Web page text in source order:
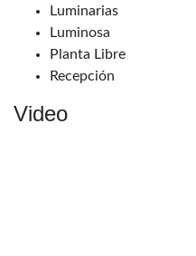
Luminarias
Luminosa
Planta Libre
Recepción
Video